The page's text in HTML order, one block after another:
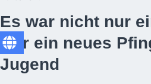
Es war nicht nur
war ein neues
Jugend